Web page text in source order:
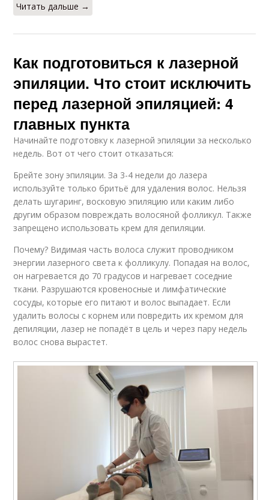
Читать дальше →
Как подготовиться к лазерной
эпиляции. Что стоит исключить
перед лазерной эпиляцией: 4
главных пункта
Начинайте подготовку к лазерной эпиляции за несколько
недель. Вот от чего стоит отказаться:
Брейте зону эпиляции. За 3-4 недели до лазера
используйте только бритьё для удаления волос. Нельзя
делать шугаринг, восковую эпиляцию или каким либо
другим образом повреждать волосяной фолликул. Также
запрещено использовать крем для депиляции.
Почему? Видимая часть волоса служит проводником
энергии лазерного света к фолликулу. Попадая на волос,
он нагревается до 70 градусов и нагревает соседние
ткани. Разрушаются кровеносные и лимфатические
сосуды, которые его питают и волос выпадает. Если
удалить волосы с корнем или повредить их кремом для
депиляции, лазер не попадёт в цель и через пару недель
волос снова вырастет.